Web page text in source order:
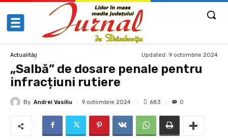
Actualităţi Updated: 9 octombrie 2024
„Salbă” de dosare penale pentru
infracțiuni rutiere
By Andrei Vasiliu 9 octombrie 2024 683 0